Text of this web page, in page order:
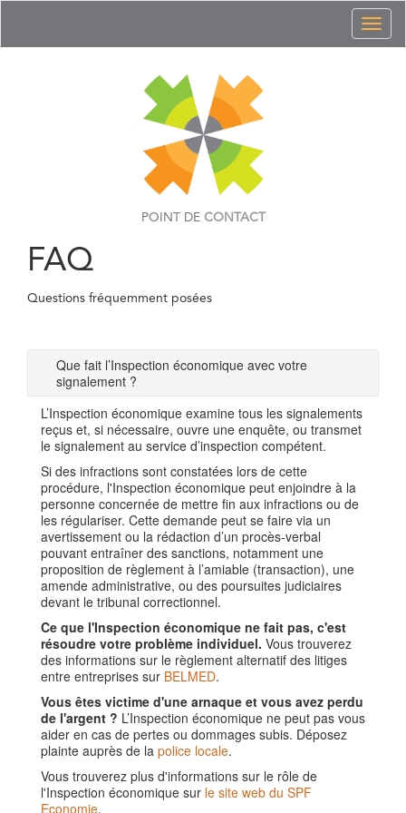
POINT DE CONTACT
FAQ
Questions fréquemment posées
Que fait l’Inspection économique avec votre
signalement ?
L’Inspection économique examine tous les signalements
reçus et, si nécessaire, ouvre une enquête, ou transmet
le signalement au service d’inspection compétent.
Si des infractions sont constatées lors de cette
procédure, l'Inspection économique peut enjoindre à la
personne concernée de mettre fin aux infractions ou de
les régulariser. Cette demande peut se faire via un
avertissement ou la rédaction d’un procès-verbal
pouvant entraîner des sanctions, notamment une
proposition de règlement à l’amiable (transaction), une
amende administrative, ou des poursuites judiciaires
devant le tribunal correctionnel.
Ce que l'Inspection économique ne fait pas, c'est
résoudre votre problème individuel. Vous trouverez
des informations sur le règlement alternatif des litiges
entre entreprises sur BELMED.
Vous êtes victime d'une arnaque et vous avez perdu
de l'argent ? L’Inspection économique ne peut pas vous
aider en cas de pertes ou dommages subis. Déposez
plainte auprès de la police locale.
Vous trouverez plus d'informations sur le rôle de
l'Inspection économique sur le site web du SPF
Economie.